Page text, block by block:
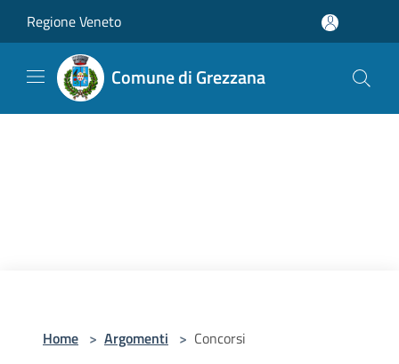
Regione Veneto
Comune di Grezzana
Home > Argomenti > Concorsi